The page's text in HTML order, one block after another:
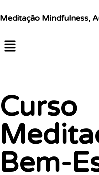
Meditação Mindfulness,
Curso
Bem-